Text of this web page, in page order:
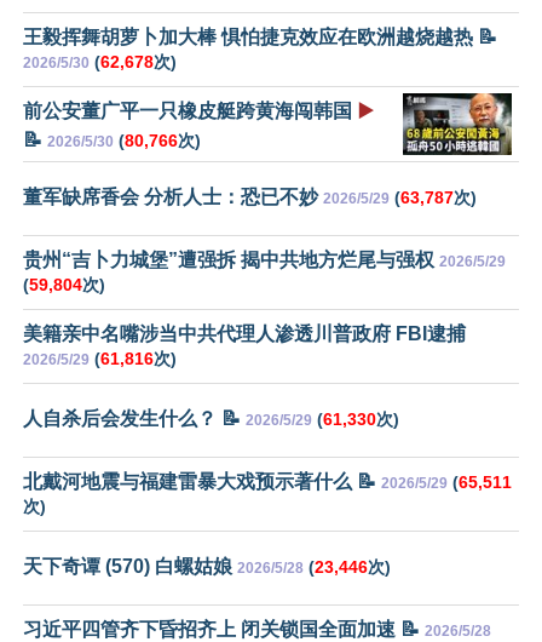
王毅挥舞胡萝卜加大棒 惧怕捷克效应在欧洲越烧越热 📝
2026/5/30 (62,678次)
前公安董广平一只橡皮艇跨黄海闯韩国 ▶️
📝 2026/5/30 (80,766次)
董军缺席香会 分析人士：恐已不妙 2026/5/29 (63,787次)
贵州“吉卜力城堡”遭强拆 揭中共地方烂尾与强权 2026/5/29
(59,804次)
美籍亲中名嘴涉当中共代理人渗透川普政府 FBI逮捕
2026/5/29 (61,816次)
人自杀后会发生什么？ 📝 2026/5/29 (61,330次)
北戴河地震与福建雷暴大戏预示著什么 📝 2026/5/29 (65,511
次)
天下奇谭 (570) 白螺姑娘 2026/5/28 (23,446次)
习近平四管齐下昏招齐上 闭关锁国全面加速 📝 2026/5/28